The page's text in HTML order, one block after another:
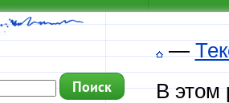
—
В этом